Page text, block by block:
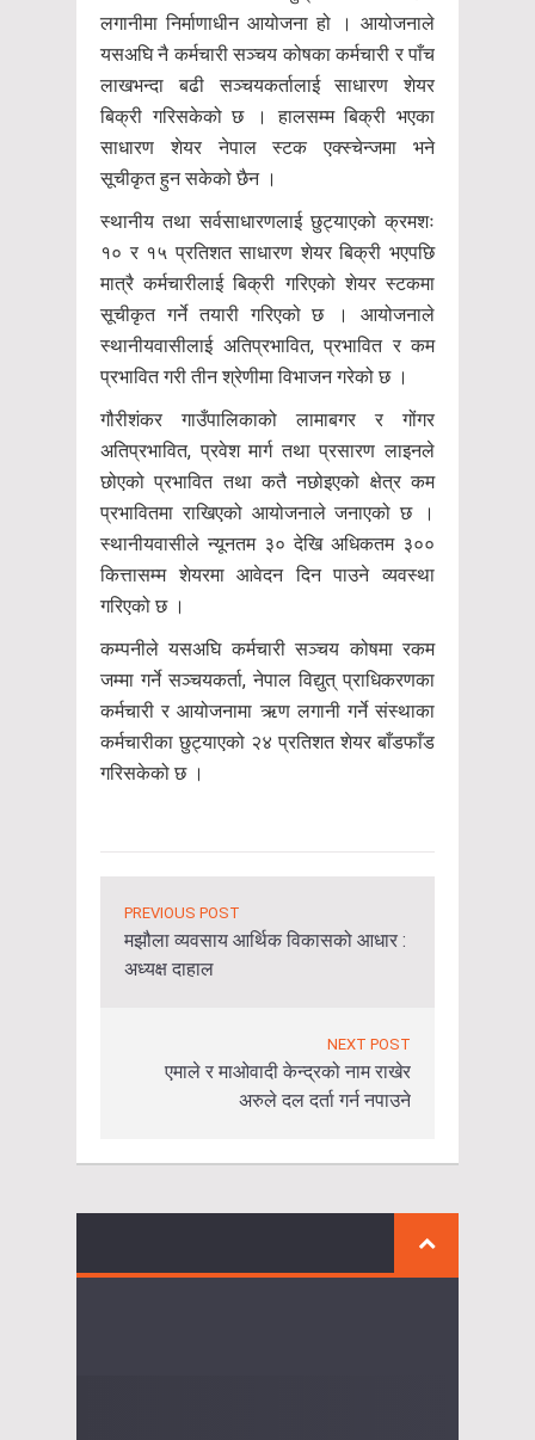
लगानीमा निर्माणाधीन आयोजना हो । आयोजनाले
यसअघि नै कर्मचारी सञ्चय कोषका कर्मचारी र पाँच
लाखभन्दा बढी सञ्चयकर्तालाई साधारण शेयर
बिक्री गरिसकेको छ । हालसम्म बिक्री भएका
साधारण शेयर नेपाल स्टक एक्स्चेन्जमा भने
सूचीकृत हुन सकेको छैन ।
स्थानीय तथा सर्वसाधारणलाई छुट्याएको क्रमशः
१० र १५ प्रतिशत साधारण शेयर बिक्री भएपछि
मात्रै कर्मचारीलाई बिक्री गरिएको शेयर स्टकमा
सूचीकृत गर्ने तयारी गरिएको छ । आयोजनाले
स्थानीयवासीलाई अतिप्रभावित, प्रभावित र कम
प्रभावित गरी तीन श्रेणीमा विभाजन गरेको छ ।
गौरीशंकर गाउँपालिकाको लामाबगर र गोंगर
अतिप्रभावित, प्रवेश मार्ग तथा प्रसारण लाइनले
छोएको प्रभावित तथा कतै नछोइएको क्षेत्र कम
प्रभावितमा राखिएको आयोजनाले जनाएको छ ।
स्थानीयवासीले न्यूनतम ३० देखि अधिकतम ३००
कित्तासम्म शेयरमा आवेदन दिन पाउने व्यवस्था
गरिएको छ ।
कम्पनीले यसअघि कर्मचारी सञ्चय कोषमा रकम
जम्मा गर्ने सञ्चयकर्ता, नेपाल विद्युत् प्राधिकरणका
कर्मचारी र आयोजनामा ऋण लगानी गर्ने संस्थाका
कर्मचारीका छुट्याएको २४ प्रतिशत शेयर बाँडफाँड
गरिसकेको छ ।
PREVIOUS POST
मझौला व्यवसाय आर्थिक विकासको आधार :
अध्यक्ष दाहाल
NEXT POST
एमाले र माओवादी केन्द्रको नाम राखेर
अरुले दल दर्ता गर्न नपाउने